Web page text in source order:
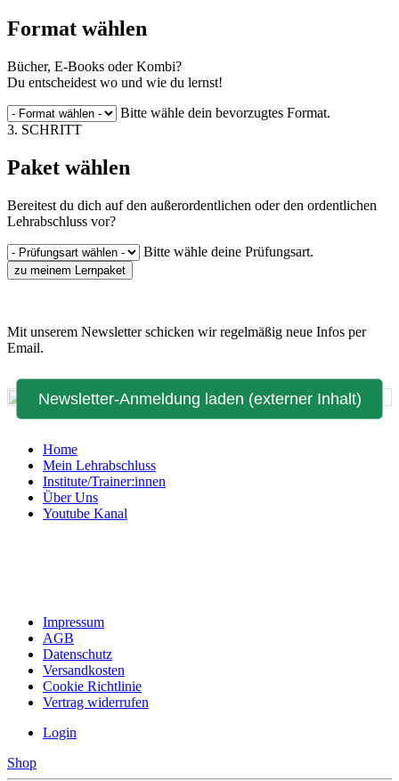
Format wählen
Bücher, E-Books oder Kombi?
Du entscheidest wo und wie du lernst!
Bitte wähle dein bevorzugtes Format.
3. SCHRITT
Paket wählen
Bereitest du dich auf den außerordentlichen oder den ordentlichen
Lehrabschluss vor?
Bitte wähle deine Prüfungsart.
zu meinem Lernpaket
Mit unserem Newsletter schicken wir regelmäßig neue Infos per
Email.
Newsletter-Anmeldung laden (externer Inhalt)
Home
Mein Lehrabschluss
Institute/Trainer:innen
Über Uns
Youtube Kanal
Impressum
AGB
Datenschutz
Versandkosten
Cookie Richtlinie
Vertrag widerrufen
Login
Shop